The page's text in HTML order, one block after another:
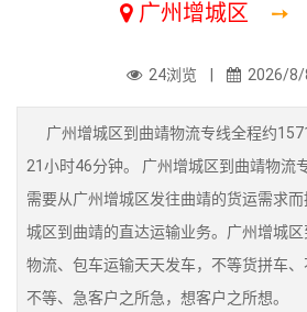
广州增城区 ➙
24浏览 | 2026/8/
广州增城区到曲靖物流专线全程约
21小时46分钟。 广州增城区到曲靖物流
需要从广州增城区发往曲靖的货运需求
城区到曲靖的直达运输业务。广州增城
物流、包车运输天天发车，不等货拼车
不等、急客户之所急，想客户之所想。